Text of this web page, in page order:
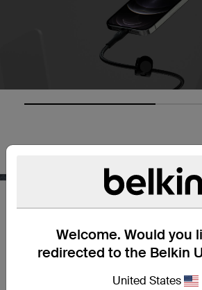
Welcome. Would you
redirected to the Belkin
United States
長く使用できる作り